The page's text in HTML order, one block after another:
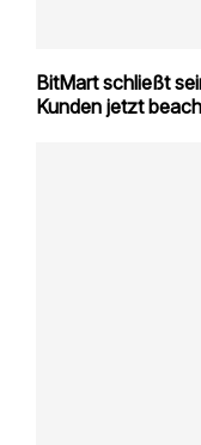
BitMart schließt
Kunden jetzt